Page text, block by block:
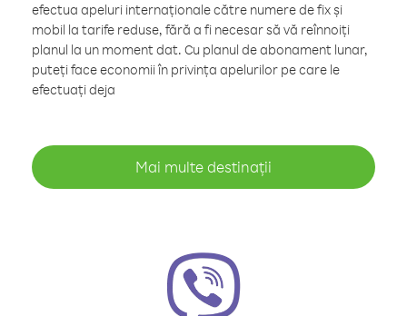
efectua apeluri internaționale către numere de fix și
mobil la tarife reduse, fără a fi necesar să vă reînnoiți
planul la un moment dat. Cu planul de abonament lunar,
puteți face economii în privința apelurilor pe care le
efectuați deja
Mai multe destinații